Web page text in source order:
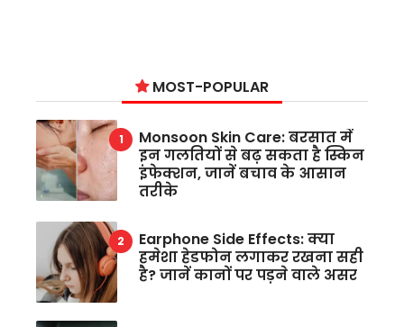
MOST-POPULAR
Monsoon Skin Care: बरसात में
इन गलतियों से बढ़ सकता है स्किन
इंफेक्शन, जानें बचाव के आसान
तरीके
Earphone Side Effects: क्या
हमेशा हेडफोन लगाकर रखना सही
है? जानें कानों पर पड़ने वाले असर